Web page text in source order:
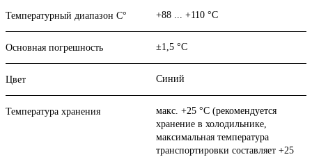
Температурный диапазон C° +88 ... +110 °C
Основная погрешность ±1,5 °C
Цвет Синий
Температура хранения
макс. +25 °C (рекомендуется
хранение в холодильнике,
максимальная температура
транспортировки составляет +25